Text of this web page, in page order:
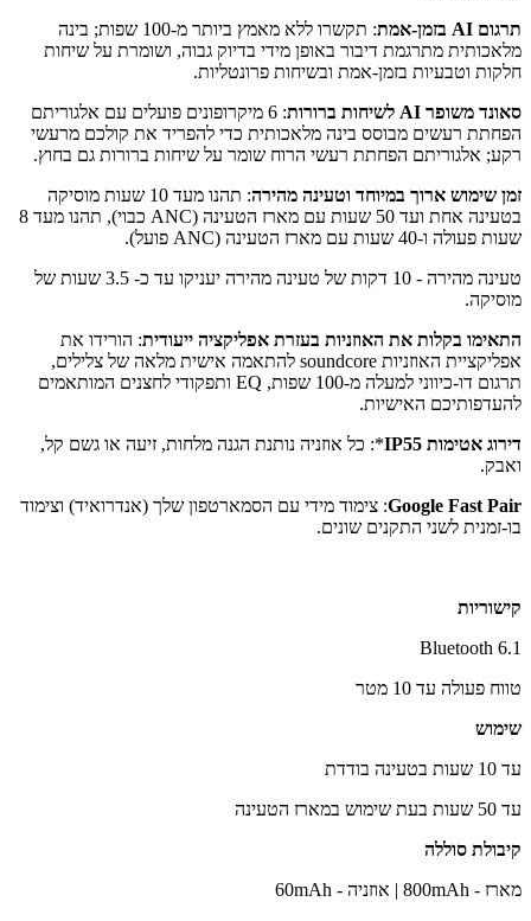
תרגום AI בזמן-אמת
: תקשרו ללא מאמץ ביותר מ-100 שפות; בינה
מלאכותית מתרגמת דיבור באופן מידי בדיוק גבוה, ושומרת על שיחות
חלקות וטבעיות בזמן-אמת ובשיחות פרונטליות.
סאונד משופר AI לשיחות ברורות
: 6 מיקרופונים פועלים עם אלגוריתם
הפחתת רעשים מבוסס בינה מלאכותית כדי להפריד את קולכם מרעשי
רקע; אלגוריתם הפחתת רעשי הרוח שומר על שיחות ברורות גם בחוץ.
זמן שימוש ארוך במיוחד וטעינה מהירה
: תהנו מעד 10 שעות מוסיקה
בטעינה אחת ועד 50 שעות עם מארז הטעינה (ANC כבוי), תהנו מעד 8
שעות פעולה ו-40 שעות עם מארז הטעינה (ANC פועל).
טעינה מהירה - 10 דקות של טעינה מהירה יעניקו עד כ- 3.5 שעות של
מוסיקה.
התאימו בקלות את האוזניות בעזרת אפליקציה ייעודית: הורידו את
אפליקציית האוזניות soundcore להתאמה אישית מלאה של צלילים,
תרגום דו-כיווני למעלה מ-100 שפות, EQ ותפקודי לחצנים המותאמים
להעדפותיכם האישיות.
דירוג אטימות IP55
*: כל אוזניה נותנת הגנה מלחות, זיעה או גשם קל,
ואבק.
Google Fast Pair: צימוד מידי עם הסמארטפון שלך (אנדרואיד) וצימוד
בו-זמנית לשני התקנים שונים.
קישוריות
Bluetooth 6.1
טווח פעולה עד 10 מטר
שימוש
עד 10 שעות בטעינה בודדת
עד 50 שעות בעת שימוש במארז הטעינה
קיבולת סוללה
מארז - 800mAh | אוזניה - 60mAh